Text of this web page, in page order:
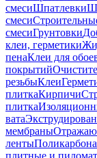
смесиШпатлевки
смеси
смесиГрунтовки
клеи, герметики
пенаКлеи для
покрытий
резьбыКлеи
плиткаКирпичи
плитка
вата
мембраны
ленты
плитные и